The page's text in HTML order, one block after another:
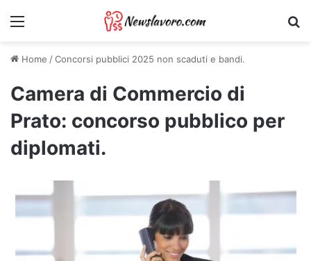
Menu
Home /Concorsi pubblici 2025 non scaduti e bandi.
Camera di Commercio di
Prato: concorso pubblico per
diplomati.